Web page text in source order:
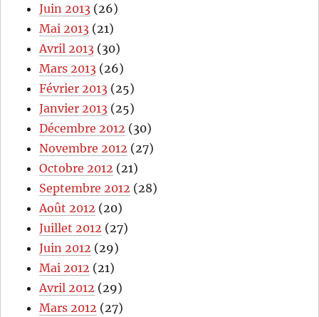
Juin 2013 (26)
Mai 2013 (21)
Avril 2013 (30)
Mars 2013 (26)
Février 2013 (25)
Janvier 2013 (25)
Décembre 2012 (30)
Novembre 2012 (27)
Octobre 2012 (21)
Septembre 2012 (28)
Août 2012 (20)
Juillet 2012 (27)
Juin 2012 (29)
Mai 2012 (21)
Avril 2012 (29)
Mars 2012 (27)